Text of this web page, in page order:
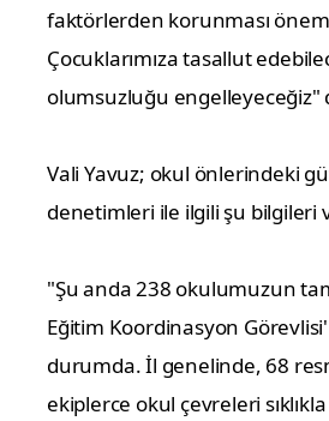
faktörlerden korunması
Çocuklarımıza tasallut
olumsuzluğu engelleyeceğiz"
Vali Yavuz; okul önlerindeki
denetimleri ile ilgili şu bilgileri
"Şu anda 238 okulumuzun
Eğitim Koordinasyon
durumda. İl genelinde, 68
ekiplerce okul çevreleri